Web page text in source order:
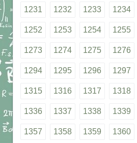
1231 1232 1233 1234
1252 1253 1254 1255
1273 1274 1275 1276
1294 1295 1296 1297
1315 1316 1317 1318
1336 1337 1338 1339
1357 1358 1359 1360